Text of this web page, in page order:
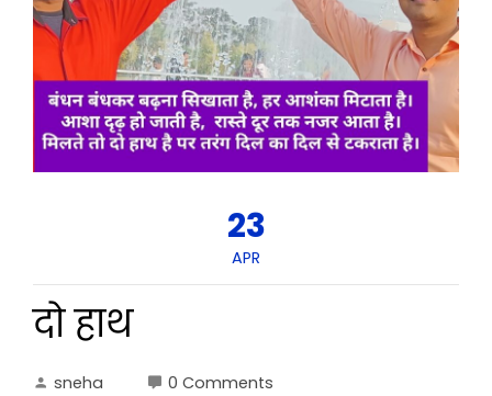
23
APR
दो हाथ
sneha
0 Comments